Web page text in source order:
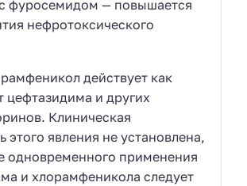
фуросемидом — повышается
нефротоксического
действует как
цефтазидима и других
Клиническая
этого явления не установлена,
одновременного применения
и хлорамфеникола следует